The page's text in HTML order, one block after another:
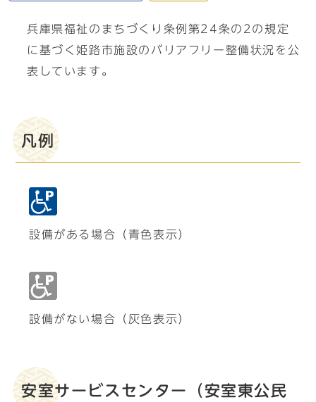
兵庫県福祉のまちづくり条例第24条の2の規定
に基づく姫路市施設のバリアフリー整備状況を公
表しています。
凡例
設備がある場合（青色表示）
設備がない場合（灰色表示）
安室サービスセンター（安室東公民